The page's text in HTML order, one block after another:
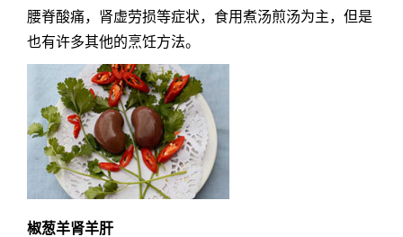
腰脊酸痛，肾虚劳损等症状，食用煮汤煎汤为主，但是
也有许多其他的烹饪方法。
椒葱羊肾羊肝